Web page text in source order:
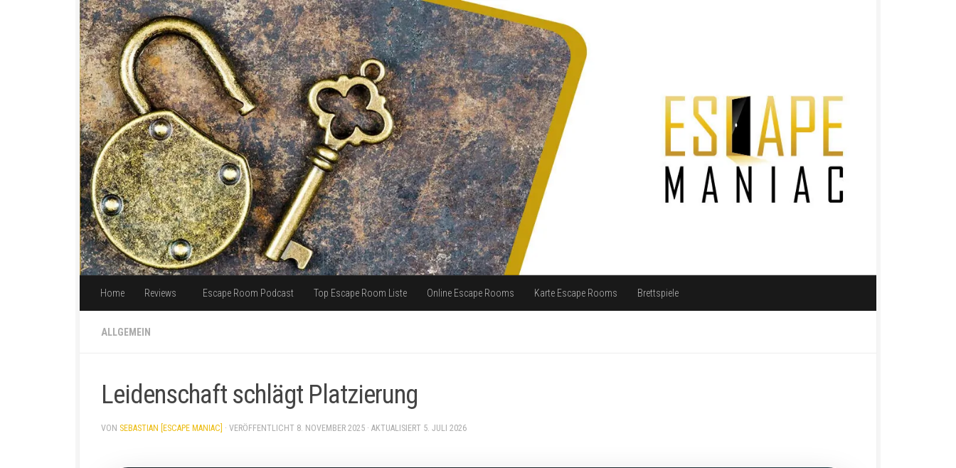
Unter dem Inhalt
Home Reviews Escape Room Podcast Top Escape Room Liste Online Escape Rooms Karte Escape Rooms Brettspiele
ALLGEMEIN
Leidenschaft schlägt Platzierung
VON SEBASTIAN [ESCAPE MANIAC] · VERÖFFENTLICHT 8. NOVEMBER 2025 · AKTUALISIERT 5. JULI 2026